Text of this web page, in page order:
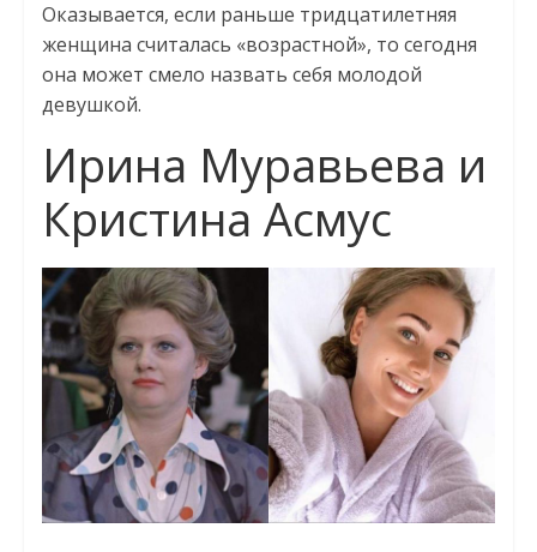
Оказывается, если раньше тридцатилетняя
женщина считалась «возрастной», то сегодня
она может смело назвать себя молодой
девушкой.
Ирина Муравьева и
Кристина Асмус